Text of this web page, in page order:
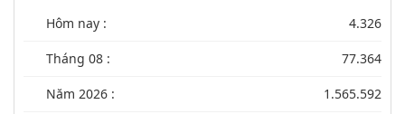
Hôm nay : 4.326
Tháng 08 : 77.364
Năm 2026 : 1.565.592